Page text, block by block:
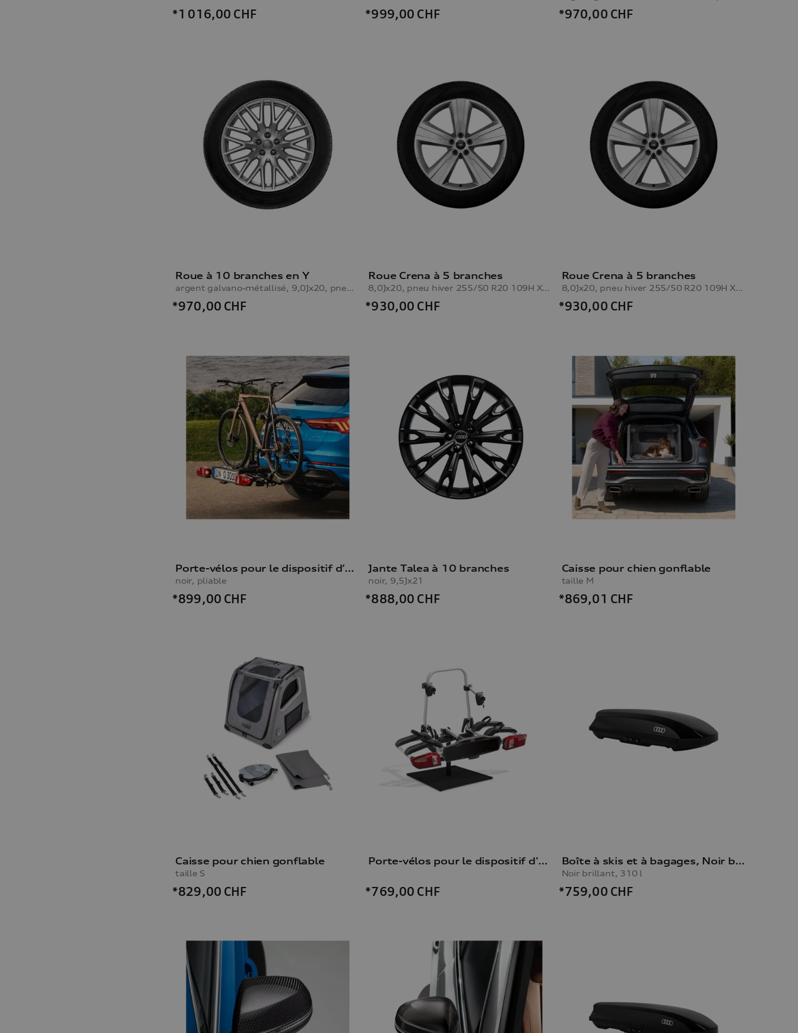
*1 016,00 CHF *999,00 CHF *970,00 CHF
Roue à 10 branches en Y
argent galvano-métallisé, 9,0Jx20, pneu d’hiver 285/45 R20 112V XL, gauche
*970,00 CHF
Roue Crena à 5 branches
8,0Jx20, pneu hiver 255/50 R20 109H XL, droite
*930,00 CHF
Roue Crena à 5 branches
8,0Jx20, pneu hiver 255/50 R20 109H XL, gauche
*930,00 CHF
Porte-vélos pour le dispositif d’attelage
noir, pliable
*899,00 CHF
Jante Talea à 10 branches
noir, 9,5Jx21
*888,00 CHF
Caisse pour chien gonflable
taille M
*869,01 CHF
Caisse pour chien gonflable
taille S
*829,00 CHF
Porte-vélos pour le dispositif d'attelage
*769,00 CHF
Boîte à skis et à bagages, Noir brillant, 310 l
Noir brillant, 310 l
*759,00 CHF